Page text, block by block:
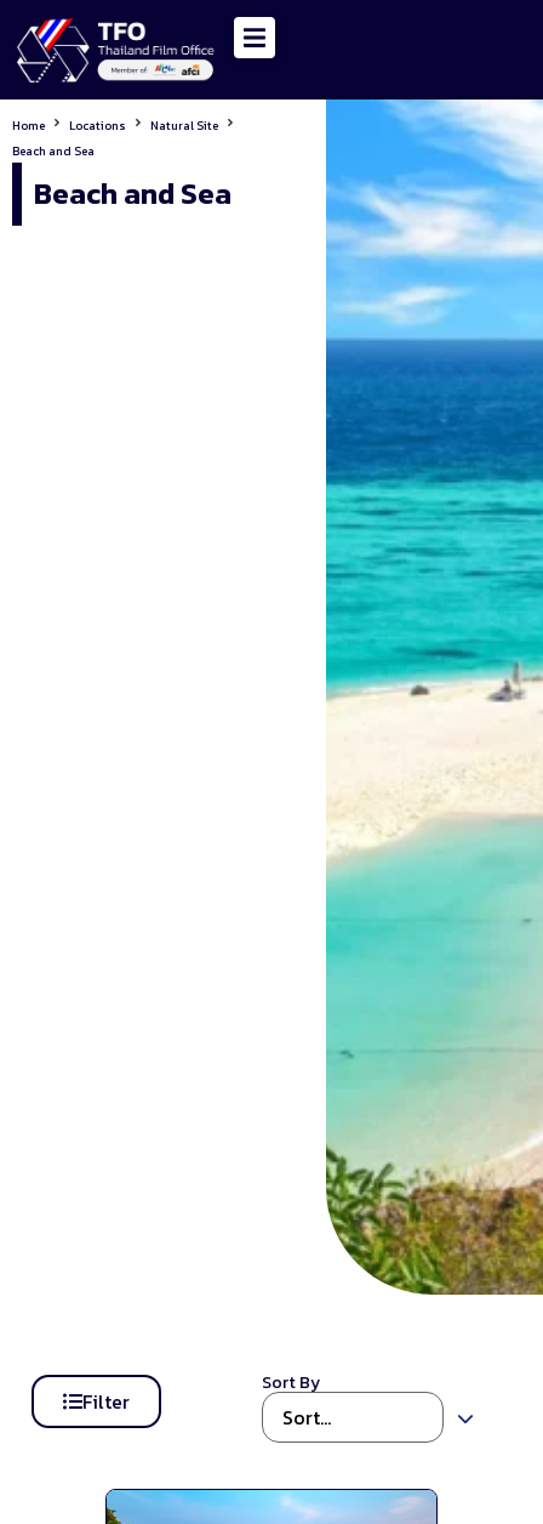
Home Locations
Natural Site
Beach and Sea
Beach and Sea
Filter
Sort By